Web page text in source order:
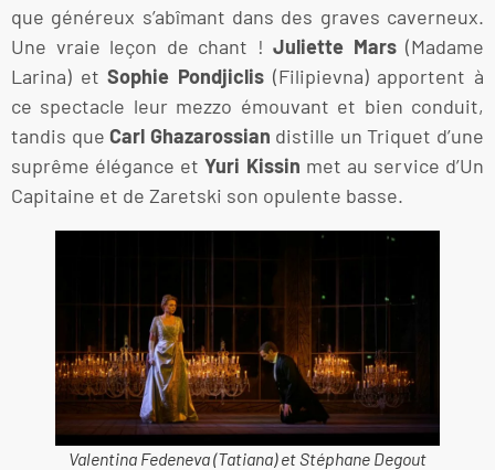
que généreux s’abîmant dans des graves caverneux.
Une vraie leçon de chant ! Juliette Mars(Madame
Larina) etSophie Pondjiclis (Filipievna) apportent à
ce spectacle leur mezzo émouvant et bien conduit,
tandis queCarl Ghazarossian distille un Triquet d’une
suprême élégance etYuri Kissin met au service d’Un
Capitaine et de Zaretski son opulente basse.
Valentina Fedeneva (Tatiana) et Stéphane Degout